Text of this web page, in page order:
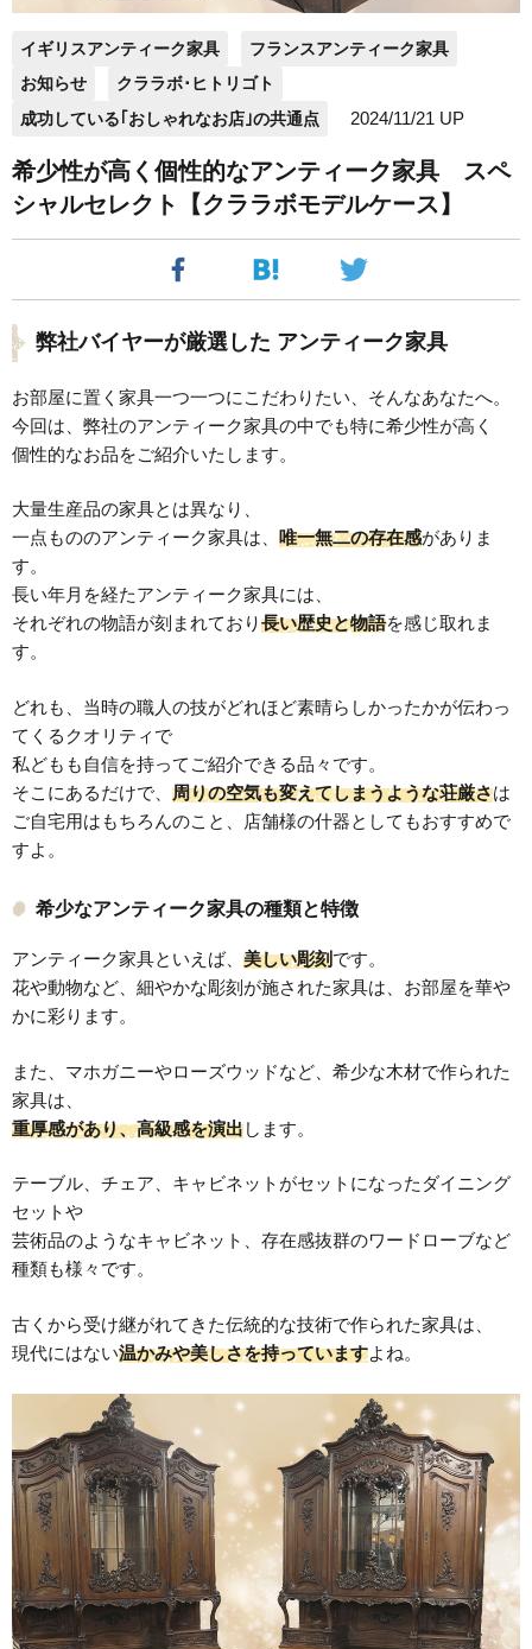
イギリスアンティーク家具
フランスアンティーク家具
お知らせ
クララボ･ヒトリゴト
成功している｢おしゃれなお店｣の共通点
2024/11/21 UP
希少性が高く個性的なアンティーク家具 スペ
シャルセレクト【クララボモデルケース】
弊社バイヤーが厳選した アンティーク家具
お部屋に置く家具一つ一つにこだわりたい、そんなあなたへ。
今回は、弊社のアンティーク家具の中でも特に希少性が高く
個性的なお品をご紹介いたします。
大量生産品の家具とは異なり、
一点もののアンティーク家具は、 唯一無二の存在感がありま
す。
長い年月を経たアンティーク家具には、
それぞれの物語が刻まれており長い歴史と物語を感じ取れま
す。
どれも、当時の職人の技がどれほど素晴らしかったかが伝わっ
てくるクオリティで
私どもも自信を持ってご紹介できる品々です。
そこにあるだけで、 周りの空気も変えてしまうような荘厳さは
ご自宅用はもちろんのこと、店舗様の什器としてもおすすめで
すよ。
希少なアンティーク家具の種類と特徴
アンティーク家具といえば、 美しい彫刻です。
花や動物など、細やかな彫刻が施された家具は、お部屋を華や
かに彩ります。
また、マホガニーやローズウッドなど、希少な木材で作られた
家具は、
重厚感があり、高級感を演出します。
テーブル、チェア、キャビネットがセットになったダイニング
セットや
芸術品のようなキャビネット、存在感抜群のワードローブなど
種類も様々です。
古くから受け継がれてきた伝統的な技術で作られた家具は、
現代にはない温かみや美しさを持っていますよね。